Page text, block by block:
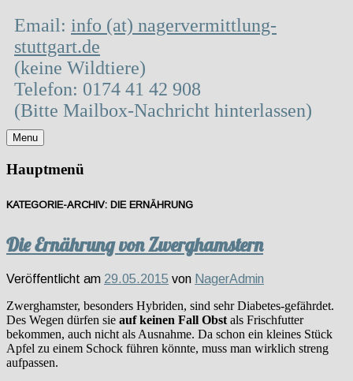
Email: info (at) nagervermittlung-
stuttgart.de
(keine Wildtiere)
Telefon: 0174 41 42 908
(Bitte Mailbox-Nachricht hinterlassen)
Menu
Hauptmenü
KATEGORIE-ARCHIV: DIE ERNÄHRUNG
Die Ernährung von Zwerghamstern
Veröffentlicht am 29.05.2015 von NagerAdmin
Zwerghamster, besonders Hybriden, sind sehr Diabetes-gefährdet.
Des Wegen dürfen sie auf keinen Fall Obst als Frischfutter
bekommen, auch nicht als Ausnahme. Da schon ein kleines Stück
Apfel zu einem Schock führen könnte, muss man wirklich streng
aufpassen.